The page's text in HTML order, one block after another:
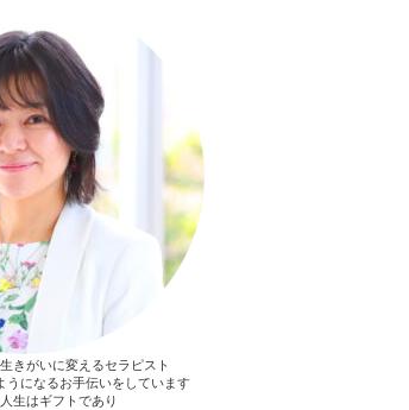
きがいに変えるセラピスト
うになるお手伝いをしています
生はギフトであり